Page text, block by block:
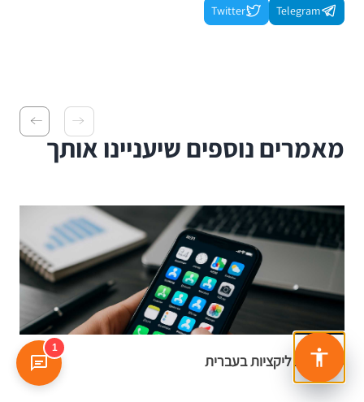
Telegram
Twitter
מאמרים נוספים שיעניינו אותך
ASO לאפליקציות בעברית
1